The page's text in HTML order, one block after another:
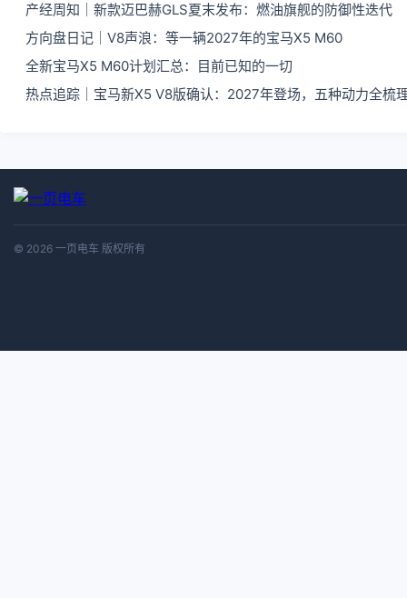
产经周知｜新款迈巴赫GLS夏末发布：燃油旗舰的防御性迭代
方向盘日记｜V8声浪：等一辆2027年的宝马X5 M60
全新宝马X5 M60计划汇总：目前已知的一切
热点追踪｜宝马新X5 V8版确认：2027年登场，五种动力全梳
© 2026 一页电车 版权所有